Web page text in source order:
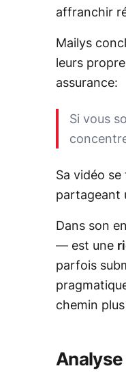
affranchir
Mailys
leurs
assurance:
Si vous
Sa vidéo
partageant
Dans son
— est une
parfois
chemin